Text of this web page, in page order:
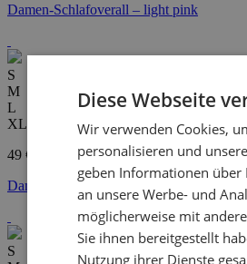
Damen-Schlafoverall – light pink
S
M
L
XL
49 €
Damen-Schlafoverall – light pink hearts
S
Diese Webseite
Wir verwenden Cookies,
personalisieren und
geben Informationen über
an unsere Werbe- und
möglicherweise mit
Sie ihnen bereitgestellt
Nutzung ihrer Dienste